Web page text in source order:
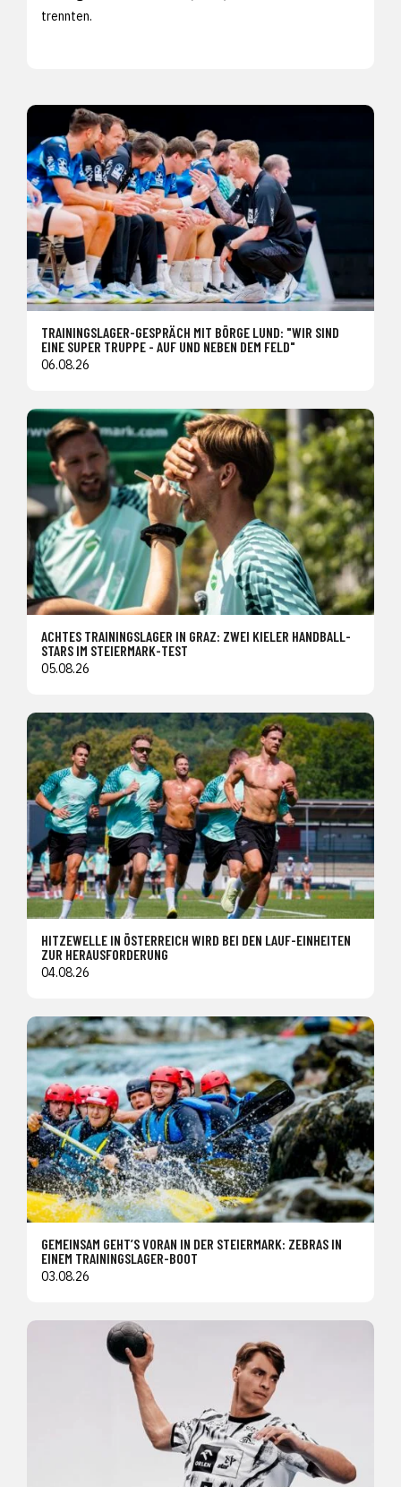
trennten.
TRAININGSLAGER-GESPRÄCH MIT BÖRGE LUND: "WIR SIND
EINE SUPER TRUPPE - AUF UND NEBEN DEM FELD"
06.08.26
ACHTES TRAININGSLAGER IN GRAZ: ZWEI KIELER HANDBALL-
STARS IM STEIERMARK-TEST
05.08.26
HITZEWELLE IN ÖSTERREICH WIRD BEI DEN LAUF-EINHEITEN
ZUR HERAUSFORDERUNG
04.08.26
GEMEINSAM GEHT’S VORAN IN DER STEIERMARK: ZEBRAS IN
EINEM TRAININGSLAGER-BOOT
03.08.26